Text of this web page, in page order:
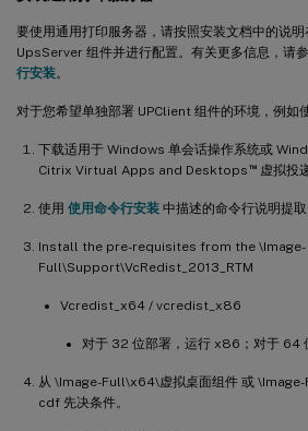
要使用通用打印服务器，请按照安装文档中的说
UpsServer 组件并进行配置。有关更多信息，请
行安装。
对于您希望单独部署 UPClient 组件的环境，例如
下载适用于 Windows 单会话操作系统或
Citrix Virtual Apps and Desktops ™虚拟投
使用 使用命令行安装 中描述的命令行说明提取
Install the pre-requisites from the \Image-
Full\Support\VcRedist_2013_RTM
Vcredist_x64 / vcredist_x86
对于 32 位部署，运行 x86；对于 64
从 \Image-Full\x64\虚拟桌面组件 或
cdf 先决条件。